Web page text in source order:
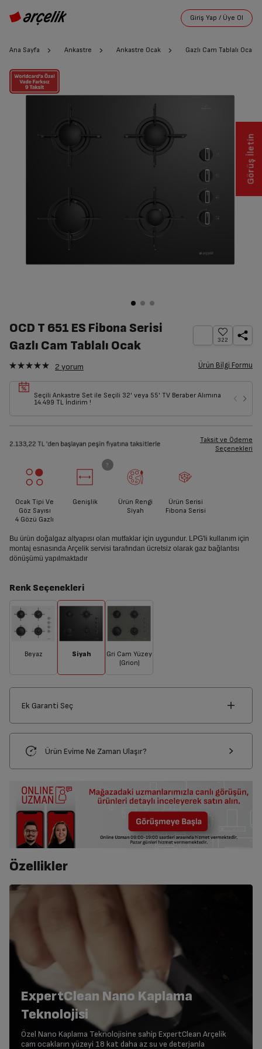
Ana Sayfa Ankastre Ankastre Ocak Gazlı Cam Tablalı Ocak
OCD T 651 ES Fibona Serisi
Gazlı Cam Tablalı Ocak
322
2 yorum Ürün Bilgi Formu
Seçili Ankastre Set ile Seçili 32' veya 55' TV Beraber Alımına
14.499 TL İndirim !
Taksit ve Ödeme
Seçenekleri
Ocak Tipi Ve
Göz Sayısı
4 Gözü Gazlı
Genişlik
Ürün Rengi
Siyah
Ürün Serisi
Fibona Serisi
Bu ürün doğalgaz altyapısı olan mutfaklar için uygundur. LPG'li kullanım için
montaj esnasında Arçelik servisi tarafından ücretsiz olarak gaz bağlantısı
dönüşümü yapılmaktadır
Renk Seçenekleri
Beyaz Siyah
Gri Cam Yüzey
(Grion)
Ek Garanti Seç
Ürün Evime Ne Zaman Ulaşır?
Özellikler
ExpertClean Nano Kaplama
Teknolojisi
Özel Nano Kaplama Teknolojisine sahip ExpertClean Arçelik
cam ocakların yüzeyi 18 kat daha az su ve deterjanla
Görüş İletin